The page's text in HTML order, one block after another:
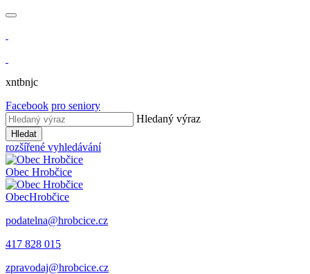
xntbnjc
Facebook pro seniory
Hledaný výraz
Hledat
rozšířené vyhledávání
Obec Hrobčice
ObecHrobčice
podatelna@hrobcice.cz
417 828 015
zpravodaj@hrobcice.cz